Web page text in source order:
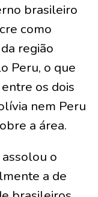
brasileiro
como
região
Peru, o que
os dois
nem Peru
a área.
o
a de